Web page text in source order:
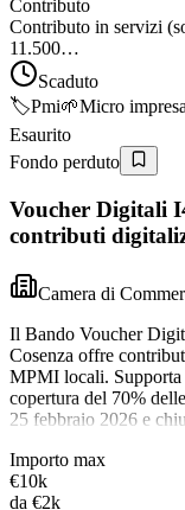
Contributo
Contributo in servizi
11.500…
Scaduto
🏷️Pmi🌱Micro impresa
Esaurito
Fondo perduto
Voucher Digitali
contributi
Camera di
Il Bando Voucher
Cosenza offre
MPMI locali.
copertura del 70%
25 febbraio 2026 e
Importo max
€10k
da €2k